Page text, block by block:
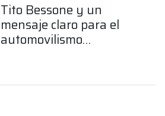
Tito Bessone y un
mensaje claro para el
automovilismo